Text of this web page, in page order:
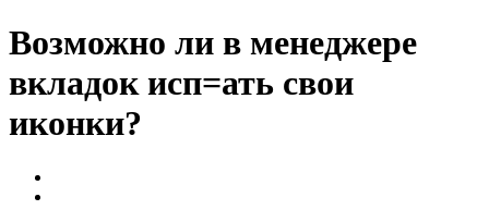
Возможно ли в менеджере
вкладок исп=ать свои
иконки?